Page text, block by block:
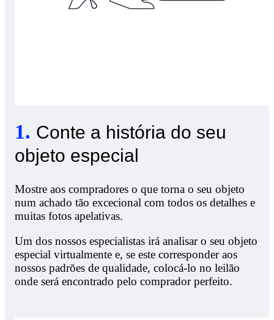
1. Conte a história do seu
objeto especial
Mostre aos compradores o que torna o seu objeto
num achado tão excecional com todos os detalhes e
muitas fotos apelativas.
Um dos nossos especialistas irá analisar o seu objeto
especial virtualmente e, se este corresponder aos
nossos padrões de qualidade, colocá-lo no leilão
onde será encontrado pelo comprador perfeito.